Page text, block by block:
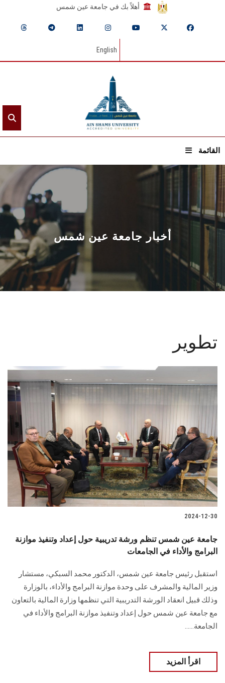
أهلاً بك في جامعة عين شمس
English
القائمة
الرئيسيـة
عن الجامعة
القطاعـات
الشئون الأكاديمية
البحث العلمي
الأنظمة الذكية
الإعلام
تواصل معنا
الطلاب
هيئة التدريس
الخريجين
الزائـرون
أخبار جامعة عين شمس
تطوير
2024-12-30
جامعة عين شمس تنظم ورشة تدريبية حول إعداد وتنفيذ موازنة
البرامج والأداء في الجامعات
استقبل رئيس جامعة عين شمس، الدكتور محمد ‏السبكي، مستشار
وزير المالية والمشرف على وحدة موازنة البرامج والأداء، بالوزارة
وذلك قبيل ‏انعقاد الورشة التدريبية‎ ‎التي تنظمها وزارة المالية بالتعاون
مع جامعة عين شمس حول إعداد ‏وتنفيذ موازنة البرامج والأداء في
الجامعة‎.‎.....
اقرأ المزيد